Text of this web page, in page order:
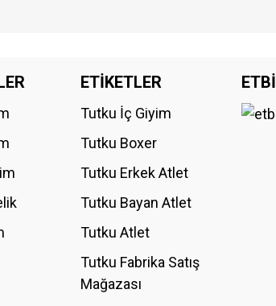
siz yapın! ETİKETLER
Tutku İç Giyim
Tutku Boxer
Tutku Erkek Atlet
Tutku Bayan Atlet
Tutku Atlet
Tutku Fabrika Satış
Mağazası